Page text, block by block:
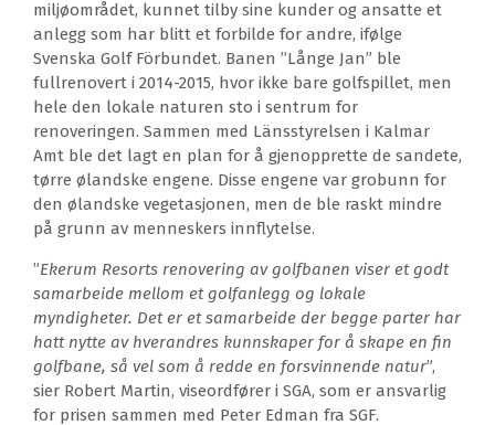
miljøområdet, kunnet tilby sine kunder og ansatte et
anlegg som har blitt et forbilde for andre, ifølge
Svenska Golf Förbundet. Banen ”Långe Jan” ble
fullrenovert i 2014-2015, hvor ikke bare golfspillet, men
hele den lokale naturen sto i sentrum for
renoveringen. Sammen med Länsstyrelsen i Kalmar
Amt ble det lagt en plan for å gjenopprette de sandete,
tørre ølandske engene. Disse engene var grobunn for
den ølandske vegetasjonen, men de ble raskt mindre
på grunn av menneskers innflytelse.
”Ekerum Resorts renovering av golfbanen viser et godt
samarbeide mellom et golfanlegg og lokale
myndigheter. Det er et samarbeide der begge parter har
hatt nytte av hverandres kunnskaper for å skape en fin
golfbane, så vel som å redde en forsvinnende natur”,
sier Robert Martin, viseordfører i SGA, som er ansvarlig
for prisen sammen med Peter Edman fra SGF.